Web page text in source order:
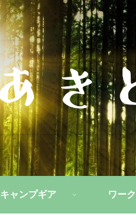
キャンプギア ワー